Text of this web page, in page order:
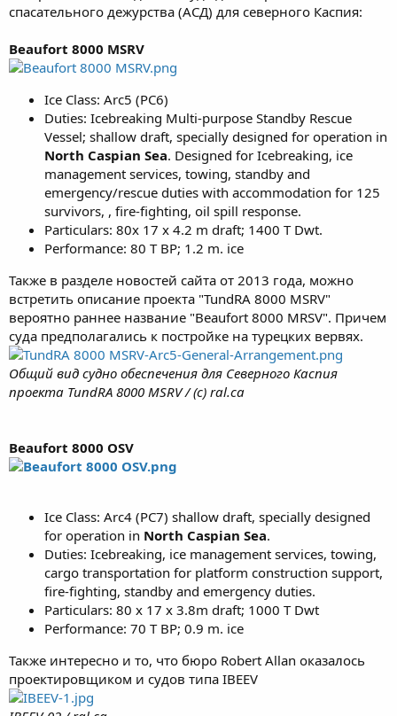
спасательного дежурства (АСД) для северного Каспия:
Beaufort 8000 MSRV
Ice Class: Arc5 (PC6)
Duties: Icebreaking Multi-purpose Standby Rescue
Vessel; shallow draft, specially designed for operation in
North Caspian Sea. Designed for Icebreaking, ice
management services, towing, standby and
emergency/rescue duties with accommodation for 125
survivors, , fire-fighting, oil spill response.
Particulars: 80x 17 x 4.2 m draft; 1400 T Dwt.
Performance: 80 T BP; 1.2 m. ice
Также в разделе новостей сайта от 2013 года, можно
встретить описание проекта "TundRA 8000 MSRV"
вероятно раннее название "Beaufort 8000 MRSV". Причем
суда предполагались к постройке на турецких вервях.
Общий вид судно обеспечения для Cеверного Каспия
проекта TundRA 8000 MSRV / (с) ral.ca
Beaufort 8000 OSV
Ice Class: Arc4 (PC7) shallow draft, specially designed
for operation in North Caspian Sea.
Duties: Icebreaking, ice management services, towing,
cargo transportation for platform construction support,
fire-fighting, standby and emergency duties.
Particulars: 80 x 17 x 3.8m draft; 1000 T Dwt
Performance: 70 T BP; 0.9 m. ice
Также интересно и то, что бюро Robert Allan оказалось
проектировщиком и судов типа IBEEV